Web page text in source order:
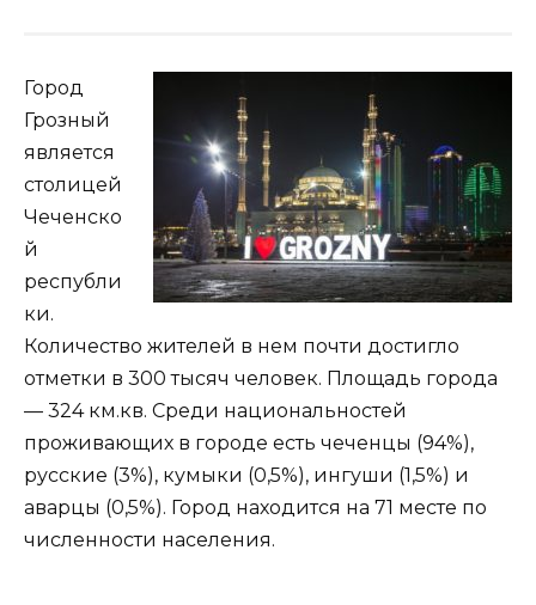
Город
Грозный
является
столицей
Чеченско
й
республи
ки.
Количество жителей в нем почти достигло
отметки в 300 тысяч человек. Площадь города
— 324 км.кв. Среди национальностей
проживающих в городе есть чеченцы (94%),
русские (3%), кумыки (0,5%), ингуши (1,5%) и
аварцы (0,5%). Город находится на 71 месте по
численности населения.